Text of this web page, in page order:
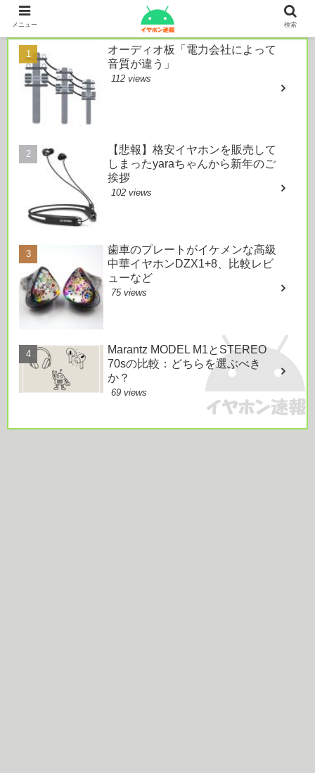
本日のおすすめ
オーディオ板「電力会社によって
音質が違う」
112 views
【悲報】格安イヤホンを販売して
しまったyaraちゃんから新年のご
挨拶
102 views
歯車のプレートがイケメンな高級
中華イヤホンDZX1+8、比較レビ
ューなど
75 views
Marantz MODEL M1とSTEREO
70sの比較：どちらを選ぶべき
か？
69 views
メニュー 検索